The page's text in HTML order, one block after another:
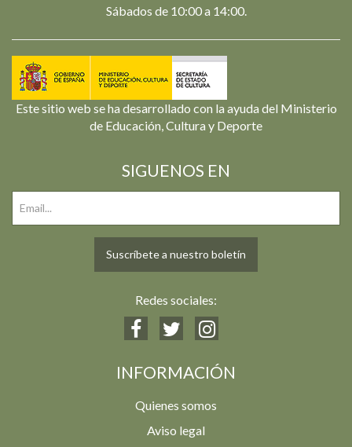
Sábados de 10:00 a 14:00.
Este sitio web se ha desarrollado con la ayuda del Ministerio
de Educación, Cultura y Deporte
SIGUENOS EN
Suscríbete a nuestro boletín
Redes sociales:
INFORMACIÓN
Quienes somos
Aviso legal